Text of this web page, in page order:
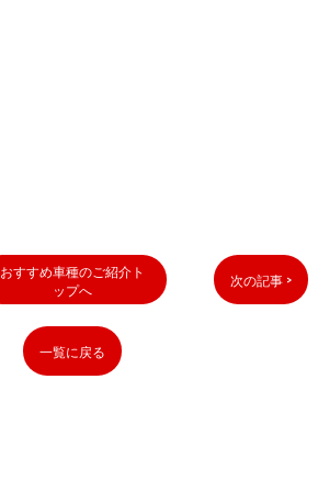
おすすめ車種のご紹介ト
ップへ
次の記事 >
一覧に戻る